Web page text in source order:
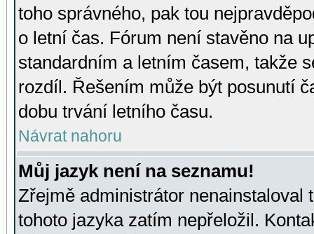
toho správného, pak tou
o letní čas. Fórum není stavěno na
standardním a letním časem, takže
rozdíl. Řešením může být posunutí
dobu trvání letního času.
Návrat nahoru
Můj jazyk není na seznamu!
Zřejmě administrátor nenainstaloval
tohoto jazyka zatím nepřeložil.